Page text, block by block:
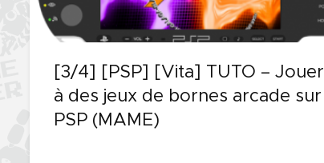
[3/4] [PSP] [Vita] TUTO – Jouer
à des jeux de bornes arcade sur
PSP (MAME)